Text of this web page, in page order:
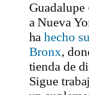
Guadalupe
a Nueva
hahecho
Bronx,
tienda de
Sigue